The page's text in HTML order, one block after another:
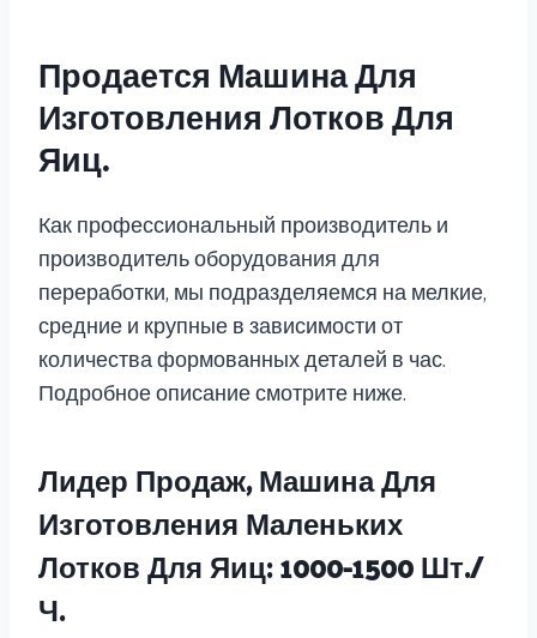
Продается Машина Для
Изготовления Лотков Для
Яиц.
Как профессиональный производитель и
производитель оборудования для
переработки, мы подразделяемся на мелкие,
средние и крупные в зависимости от
количества формованных деталей в час.
Подробное описание смотрите ниже.
Лидер Продаж, Машина Для
Изготовления Маленьких
Лотков Для Яиц: 1000-1500 Шт./
Ч.